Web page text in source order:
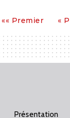
«« Premier «
Présentation